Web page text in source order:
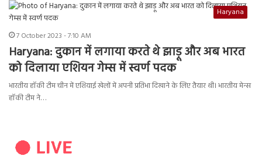
Haryana
7 October 2023 - 7:10 AM
Haryana: दुकान में लगाया करते थे झाड़ू और अब भारत
को दिलाया एशियन गेम्स में स्वर्ण पदक
भारतीय हॉकी टीम चीन में एशियाई खेलों में अपनी प्रतिभा दिखाने के लिए तैयार थी। भारतीय मेन्स
हॉकी टीम ने…